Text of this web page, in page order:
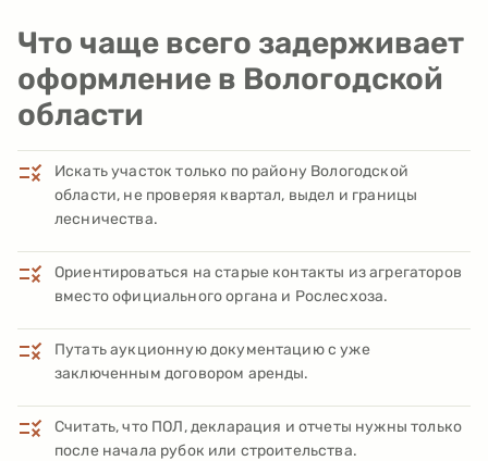
Что чаще всего задерживает
оформление в Вологодской
области
Искать участок только по району Вологодской
области, не проверяя квартал, выдел и границы
лесничества.
Ориентироваться на старые контакты из агрегаторов
вместо официального органа и Рослесхоза.
Путать аукционную документацию с уже
заключенным договором аренды.
Считать, что ПОЛ, декларация и отчеты нужны только
после начала рубок или строительства.